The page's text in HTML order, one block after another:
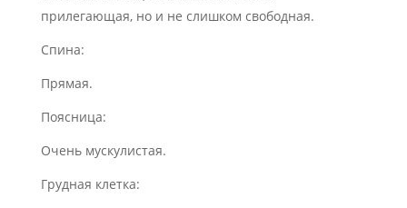
прилегающая, но и не слишком свободная.
Спина:
Прямая.
Поясница:
Очень мускулистая.
Грудная клетка: